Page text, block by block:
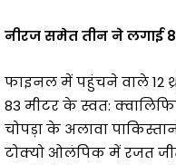
नीरज समेत तीन ने लगाई 83
फाइनल में पहुंचने वाले 12
83 मीटर के स्वत:
चोपड़ा के अलावा
टोक्यो ओलंपिक में रजत